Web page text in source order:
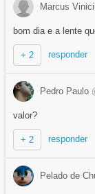
Marcus
bom dia e a lente
+ 2 responder
Pedro Paulo
valor?
+ 2 responder
Pelado de